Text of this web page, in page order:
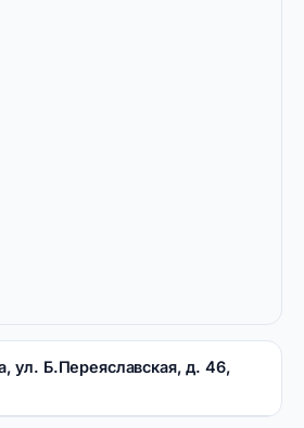
ул. Б.Переяславская, д. 46,